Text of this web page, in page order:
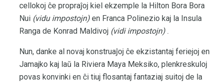
cellokoj ĉe propraĵoj kiel ekzemple la Hilton Bora Bora
Nui (vidu impostojn) en Franca Polinezio kaj la Insula
Ranga de Konrad Maldivoj (vidi impostojn) .
Nun, danke al novaj konstruaĵoj ĉe ekzistantaj feriejoj en
Jamajko kaj laŭ la Riviera Maya Meksiko, plenkreskuloj
povas konvinki en ĉi tiuj flosantaj fantaziaj suitoj de la